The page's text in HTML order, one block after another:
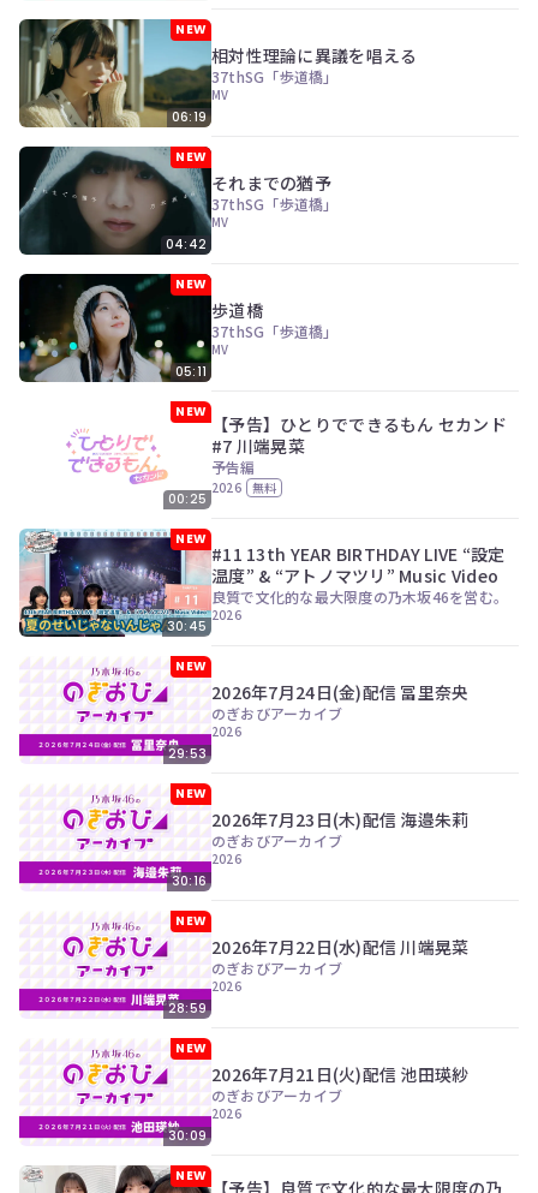
す。
今
す
ぐ
NEW
06:19
相対性理論に異議を唱える
37thSG「歩道橋」
MV
NEW
04:42
それまでの猶予
37thSG「歩道橋」
MV
NEW
05:11
歩道橋
37thSG「歩道橋」
MV
NEW
00:25
【予告】ひとりでできるもん セカンド
#7 川端晃菜
予告編
2026 無料
NEW
30:45
#11 13th YEAR BIRTHDAY LIVE “設定
温度” & “アトノマツリ” Music Video
良質で文化的な最大限度の乃木坂46を営む。
2026
NEW
29:53
2026年7月24日(金)配信 冨里奈央
のぎおびアーカイブ
2026
NEW
30:16
2026年7月23日(木)配信 海邉朱莉
のぎおびアーカイブ
2026
NEW
28:59
2026年7月22日(水)配信 川端晃菜
のぎおびアーカイブ
2026
NEW
30:09
2026年7月21日(火)配信 池田瑛紗
のぎおびアーカイブ
2026
NEW
【予告】良質で文化的な最大限度の乃